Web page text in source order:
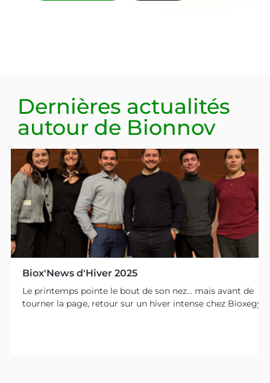
Biox'News d'Hiver 2025
Le printemps pointe le bout de son nez… mais avant de
tourner la page, retour sur un hiver intense chez Bioxegy.
Dernières actualités
autour de Bionnov